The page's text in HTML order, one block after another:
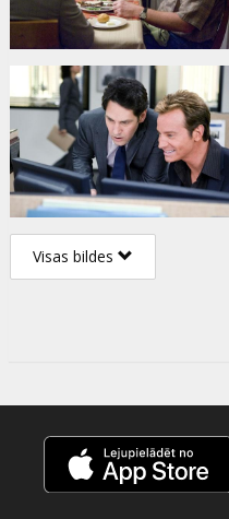
Visas bildes